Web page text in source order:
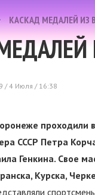
КАСКАД МЕДАЛЕЙ ИЗ
/ 4 Июля / 16:38
проходили
СССР Петра
Генкина. Свое
Курска,